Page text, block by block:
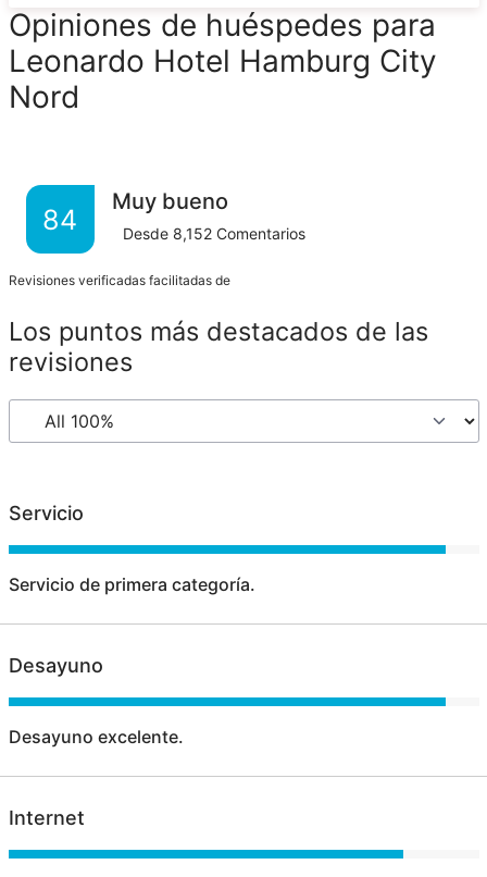
Opiniones de huéspedes para
Leonardo Hotel Hamburg City
Nord
84
Muy bueno
Desde 8,152 Comentarios
Revisiones verificadas facilitadas de
Los puntos más destacados de las
revisiones
Servicio
Servicio de primera categoría.
Desayuno
Desayuno excelente.
Internet